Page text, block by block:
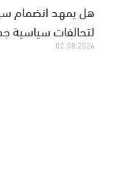
هل يمهد انضمام
لتحالفات سياسية
02.08.2026